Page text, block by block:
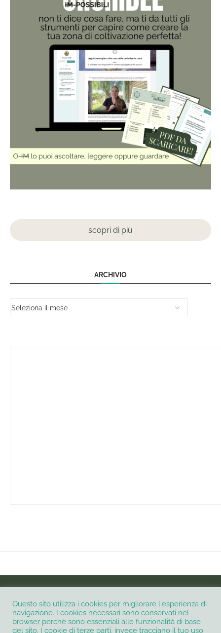
scopri di più
ARCHIVIO
Informativa Privacy e Cookie Policy Contatti
Questo sito utilizza i cookies per migliorare l'esperienza di
navigazione. I cookies necessari sono conservati nel
browser perchè sono essenziali alle funzionalità di base
del sito. I cookie di terze parti, invece tracciano il tuo uso